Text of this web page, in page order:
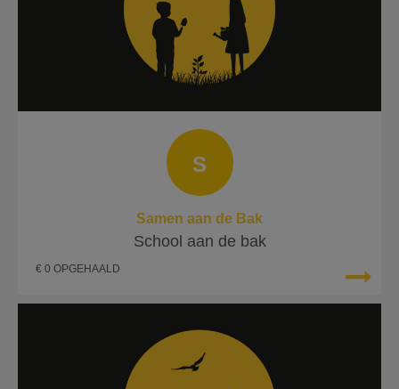
S
Samen aan de Bak
School aan de bak
€ 0 OPGEHAALD